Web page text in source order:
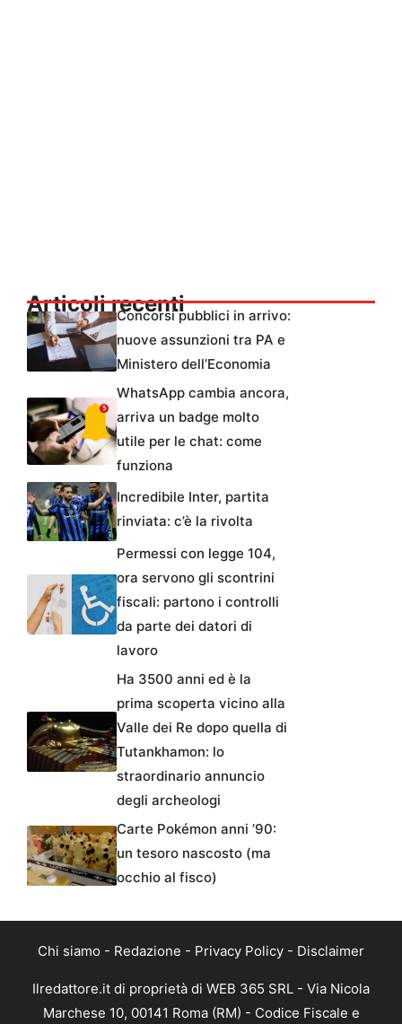
Articoli recentiConcorsi pubblici in arrivo:
nuove assunzioni tra PA e
Ministero dell’Economia
WhatsApp cambia ancora,
arriva un badge molto
utile per le chat: come
funziona
Incredibile Inter, partita
rinviata: c’è la rivolta
Permessi con legge 104,
ora servono gli scontrini
fiscali: partono i controlli
da parte dei datori di
lavoro
Ha 3500 anni ed è la
prima scoperta vicino alla
Valle dei Re dopo quella di
Tutankhamon: lo
straordinario annuncio
degli archeologi
Carte Pokémon anni ’90:
un tesoro nascosto (ma
occhio al fisco)
Chi siamo - Redazione - Privacy Policy - Disclaimer
Ilredattore.it di proprietà di WEB 365 SRL - Via Nicola
Marchese 10, 00141 Roma (RM) - Codice Fiscale e